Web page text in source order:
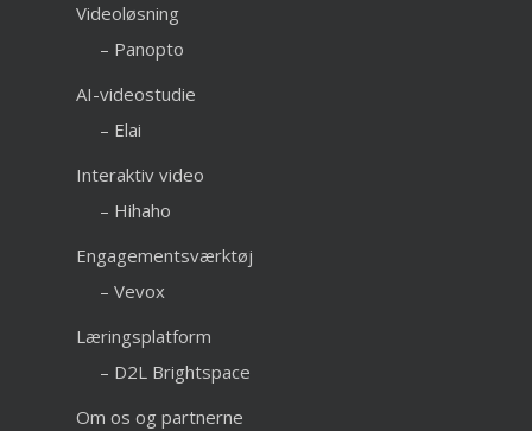
Videoløsning
– Panopto
AI-videostudie
– Elai
Interaktiv video
– Hihaho
Engagementsværktøj
– Vevox
Læringsplatform
– D2L Brightspace
Om os og partnerne